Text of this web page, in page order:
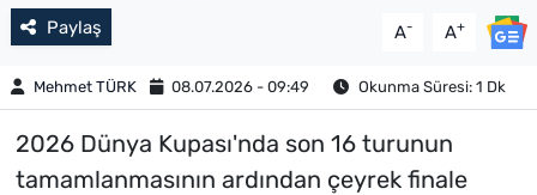
Paylaş A- A+
Mehmet TÜRK 08.07.2026 - 09:49 Okunma Süresi: 1 Dk
2026 Dünya Kupası'nda son 16 turunun
tamamlanmasının ardından çeyrek finale